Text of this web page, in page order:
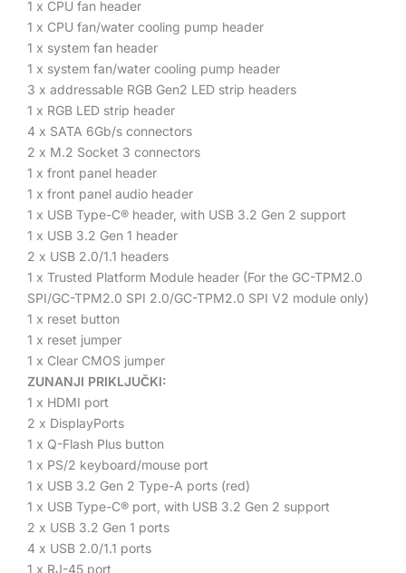
1 x CPU fan header
1 x CPU fan/water cooling pump header
1 x system fan header
1 x system fan/water cooling pump header
3 x addressable RGB Gen2 LED strip headers
1 x RGB LED strip header
4 x SATA 6Gb/s connectors
2 x M.2 Socket 3 connectors
1 x front panel header
1 x front panel audio header
1 x USB Type-C® header, with USB 3.2 Gen 2 support
1 x USB 3.2 Gen 1 header
2 x USB 2.0/1.1 headers
1 x Trusted Platform Module header (For the GC-TPM2.0
SPI/GC-TPM2.0 SPI 2.0/GC-TPM2.0 SPI V2 module only)
1 x reset button
1 x reset jumper
1 x Clear CMOS jumper
ZUNANJI PRIKLJUČKI:
1 x HDMI port
2 x DisplayPorts
1 x Q-Flash Plus button
1 x PS/2 keyboard/mouse port
1 x USB 3.2 Gen 2 Type-A ports (red)
1 x USB Type-C® port, with USB 3.2 Gen 2 support
2 x USB 3.2 Gen 1 ports
4 x USB 2.0/1.1 ports
1 x RJ-45 port